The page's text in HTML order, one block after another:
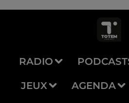
RADIO
JEUX AGENDA